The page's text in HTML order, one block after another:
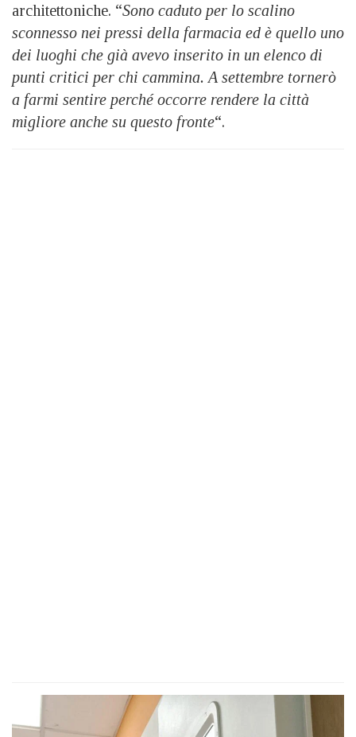
architettoniche. “Sono caduto per lo scalino
sconnesso nei pressi della farmacia ed è quello uno
dei luoghi che già avevo inserito in un elenco di
punti critici per chi cammina. A settembre tornerò
a farmi sentire perché occorre rendere la città
migliore anche su questo fronte“.